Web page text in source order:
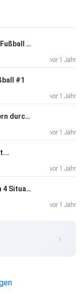
und
aus
an, die
#45 Mit Spaß und Leichtigkeit Fußball spielen
vor 1 Jahr
#1
vor 1 Jahr
#43 Leistung im Fußball steigern durch Hypnosen
vor 1 Jahr
vor 1 Jahr
#41 Du bist gerade in einer von 4 Situationen
vor 1 Jahr